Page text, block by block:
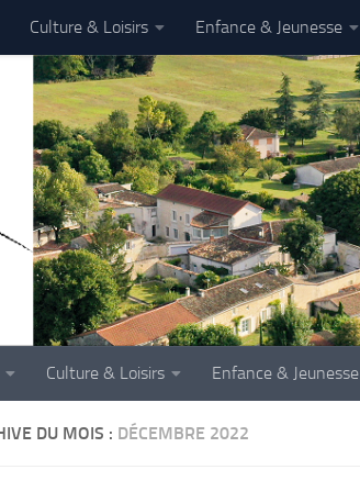
Culture & Loisirs Enfance & Jeunesse
Culture & Loisirs Enfance & Jeunesse
DU MOIS : DÉCEMBRE 2022